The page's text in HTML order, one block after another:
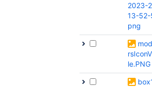
2023-
13-
png
le.PNG